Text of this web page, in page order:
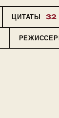
ЦИТАТЫ 32